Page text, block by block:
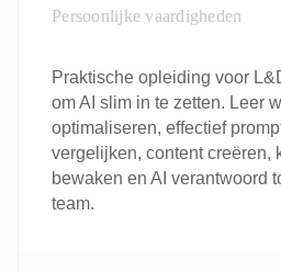
Persoonlijke vaardigheden
Praktische opleiding voor
om AI slim in te zetten. Leer
optimaliseren, effectief
vergelijken, content creëren,
bewaken en AI verantwoord
team.